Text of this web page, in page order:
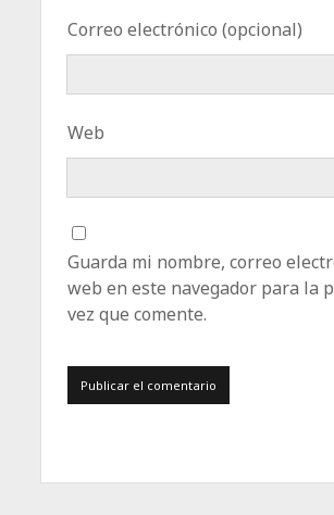
Correo electrónico (opcional)
Web
Guarda mi nombre, correo
web en este navegador para la
vez que comente.